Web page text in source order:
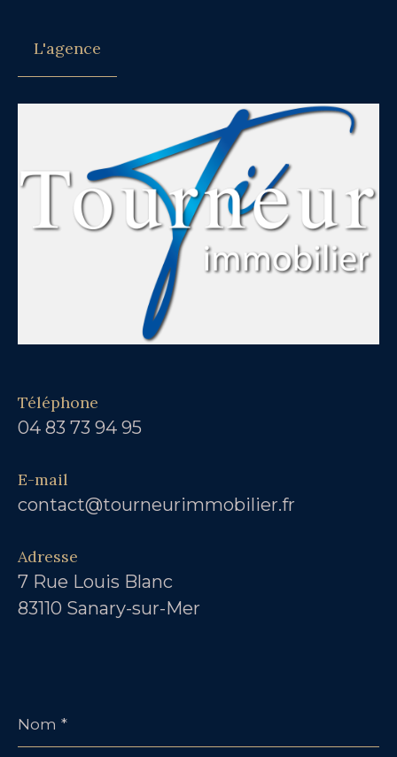
L'agence
Téléphone
04 83 73 94 95
E-mail
contact@tourneurimmobilier.fr
Adresse
7 Rue Louis Blanc
83110 Sanary-sur-Mer
*